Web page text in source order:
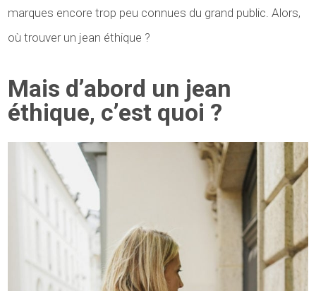
marques encore trop peu connues du grand public. Alors,
où trouver un jean éthique ?
Mais d’abord un jean
éthique, c’est quoi ?